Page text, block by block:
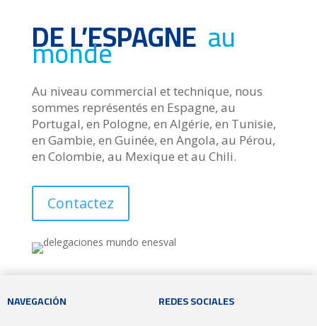
DE L’ESPAGNE au
monde
Au niveau commercial et technique, nous
sommes représentés en Espagne, au
Portugal, en Pologne, en Algérie, en Tunisie,
en Gambie, en Guinée, en Angola, au Pérou,
en Colombie, au Mexique et au Chili.
Contactez
NAVEGACIÓN REDES SOCIALES